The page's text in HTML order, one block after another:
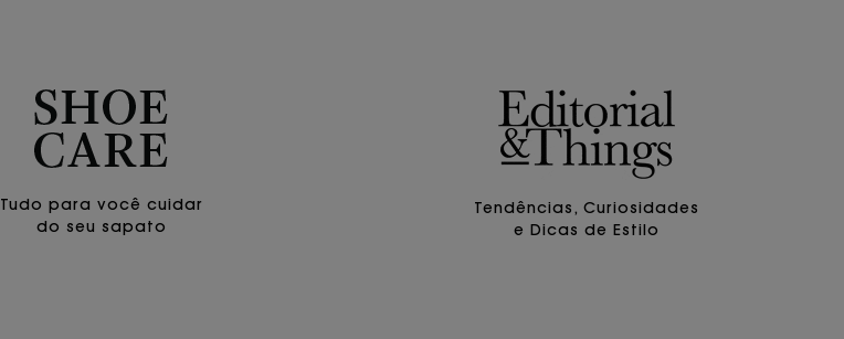
Tudo para você cuidar
do seu sapato
Tendências, Curiosidades
e Dicas de Estilo